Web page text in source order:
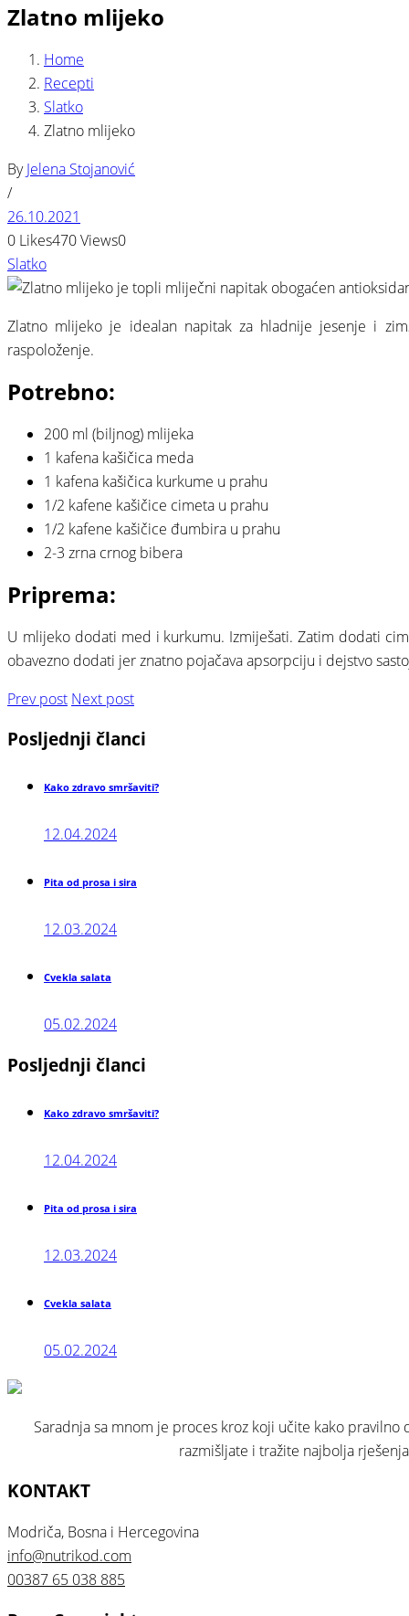
Zlatno mlijeko
Home
Recepti
Slatko
Zlatno mlijeko
ByJelena Stojanović
/
26.10.2021
0 Likes470Views0
Slatko
Zlatno mlijeko je idealan napitak za hladnije jesenje i
raspoloženje.
Potrebno:
200 ml (biljnog) mlijeka
1 kafena kašičica meda
1 kafena kašičica kurkume u prahu
1/2 kafene kašičice cimeta u prahu
1/2 kafene kašičice đumbira u prahu
2-3 zrna crnog bibera
Priprema:
U mlijeko dodati med i kurkumu. Izmiješati. Zatim dodati
obavezno dodati jer znatno pojačava apsorpciju i dejstvo
Prev post Next post
Posljednji članci
Kako zdravo smršaviti?
12.04.2024
Pita od prosa i sira
12.03.2024
Cvekla salata
05.02.2024
Posljednji članci
Kako zdravo smršaviti?
12.04.2024
Pita od prosa i sira
12.03.2024
Cvekla salata
05.02.2024
Saradnja sa mnom je proces kroz koji učite kako
razmišljate i tražite najbolja
KONTAKT
Modriča, Bosna i Hercegovina
info@nutrikod.com
00387 65 038 885